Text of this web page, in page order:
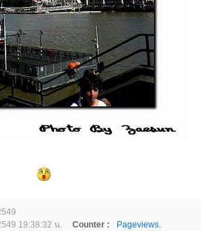
19:38:32 น. Counter :
Pageviews.